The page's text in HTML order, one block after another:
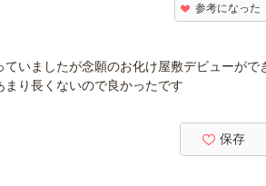
参考になった
ていましたが念願のお化け屋敷デビューがで
まり長くないので良かったです
保存